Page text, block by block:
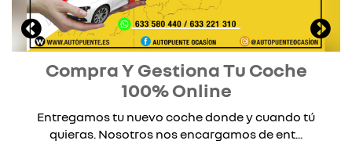
Compra Y Gestiona Tu Coche
100% Online
Entregamos tu nuevo coche donde y cuando tú
quieras. Nosotros nos encargamos de ent...